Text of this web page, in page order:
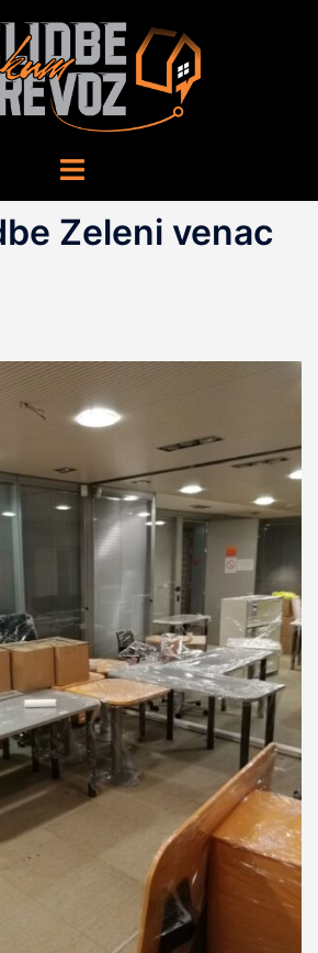
Toggle
Zeleni venac